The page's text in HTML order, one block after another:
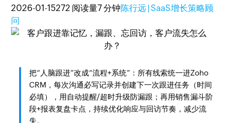
2026-01-15272 阅读量7 分钟陈行远 | SaaS增长策略顾
问
把“人脑跟进”改成“流程+系统”：所有线索统一进Zoho
CRM，每次沟通必写记录并创建下一次跟进任务（时间
必填），用自动提醒/超时升级防漏跟；再用销售漏斗阶
段+报表复盘卡点，持续优化响应与回访节奏，减少流
失。